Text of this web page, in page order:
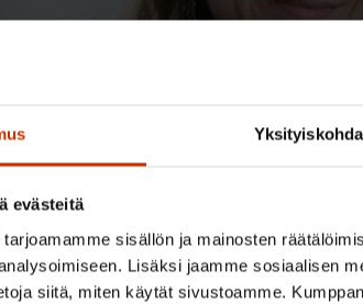
evästeitä
sisällön ja mainosten
Lisäksi jaamme sosiaalisen
siitä, miten käytät sivustoamme.